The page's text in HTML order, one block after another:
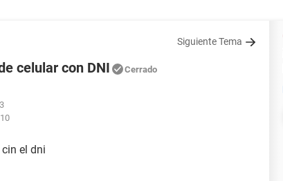
Siguiente Tema
celular con DNI Cerrado
el dni